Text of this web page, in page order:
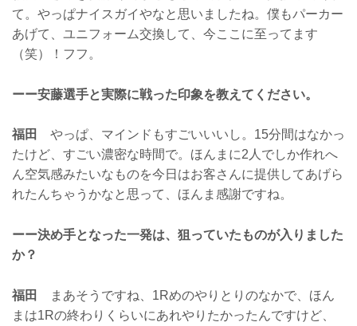
て。やっぱナイスガイやなと思いましたね。僕もパーカー
あげて、ユニフォーム交換して、今ここに至ってます
（笑）！フフ。
ーー安藤選手と実際に戦った印象を教えてください。
福田
やっぱ、マインドもすごいいいし。15分間はなかっ
たけど、すごい濃密な時間で。ほんまに2人でしか作れへ
ん空気感みたいなものを今日はお客さんに提供してあげら
れたんちゃうかなと思って、ほんま感謝ですね。
ーー決め手となった一発は、狙っていたものが入りました
か？
福田
まあそうですね、1Rめのやりとりのなかで、ほん
まは1Rの終わりくらいにあれやりたかったんですけど、